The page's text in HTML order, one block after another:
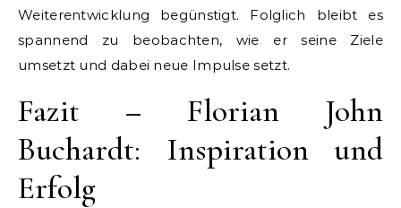
Weiterentwicklung begünstigt. Folglich bleibt es
spannend zu beobachten, wie er seine Ziele
umsetzt und dabei neue Impulse setzt.
Fazit – Florian John
Buchardt: Inspiration und
Erfolg